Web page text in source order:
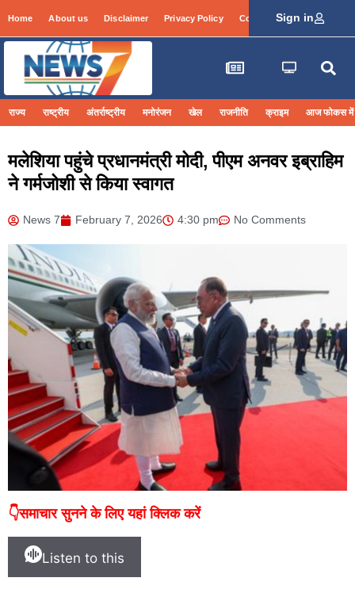
Home About us Disclaimer Privacy Policy Contact Info Login
Sign in
राज्य राष्ट्रीय अंतर्राष्ट्रीय मनोरंजन खेल राजनीति क्राइम आज फोकस में
मलेशिया पहुंचे प्रधानमंत्री मोदी, पीएम अनवर इब्राहिम
ने गर्मजोशी से किया स्वागत
News 7 February 7, 2026 4:30 pm No Comments
👇समाचार सुनने के लिए यहां क्लिक करें
Listen to this